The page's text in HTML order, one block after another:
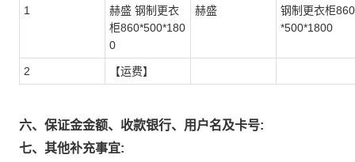
1
赫盛 钢制更衣
柜860*500*180
0
赫盛
钢制更衣柜860
*500*1800
2 【运费】
六、保证金金额、收款银行、用户名及卡号:
七、其他补充事宜: